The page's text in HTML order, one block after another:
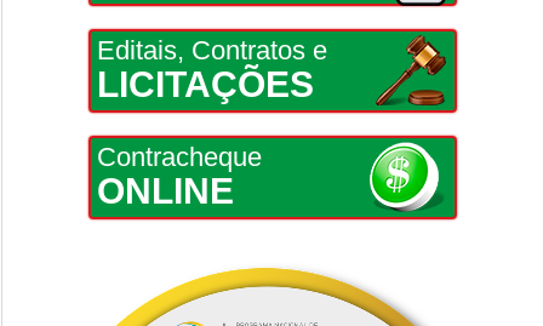
Editais, Contratos e
LICITAÇÕES
Contracheque
ONLINE